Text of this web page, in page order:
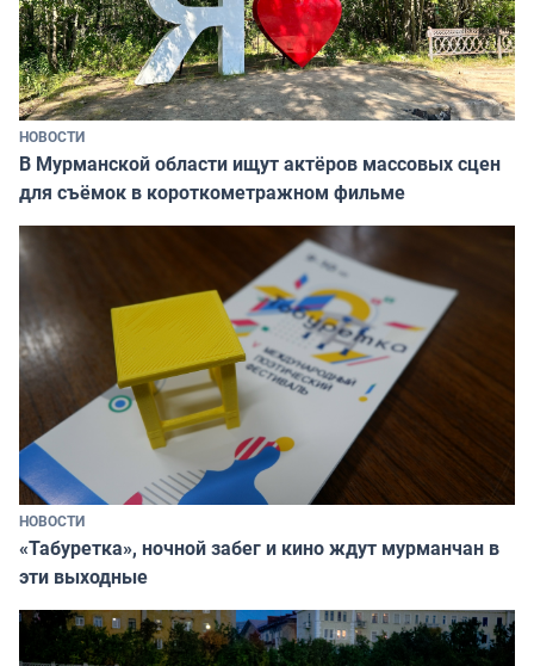
НОВОСТИ
В Мурманской области ищут актёров массовых сцен
для съёмок в короткометражном фильме
НОВОСТИ
«Табуретка», ночной забег и кино ждут мурманчан в
эти выходные